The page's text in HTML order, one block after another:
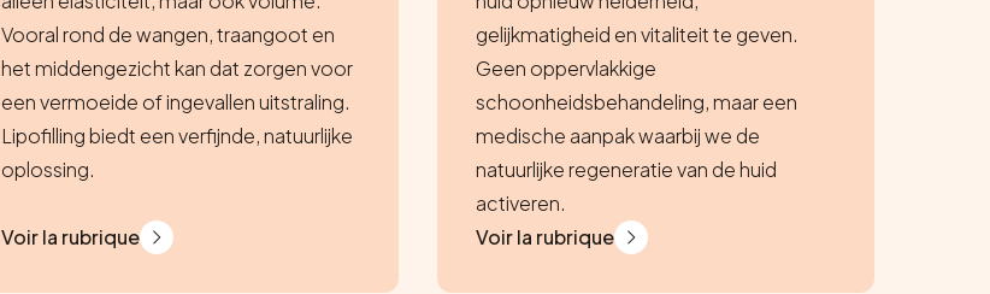
Vooral rond de wangen, traangoot en
het middengezicht kan dat zorgen voor
een vermoeide of ingevallen uitstraling.
Lipofilling biedt een verfijnde, natuurlijke
oplossing.
Voir la rubrique
gelijkmatigheid en vitaliteit te geven.
Geen oppervlakkige
schoonheidsbehandeling, maar een
medische aanpak waarbij we de
natuurlijke regeneratie van de huid
activeren.
Voir la rubrique